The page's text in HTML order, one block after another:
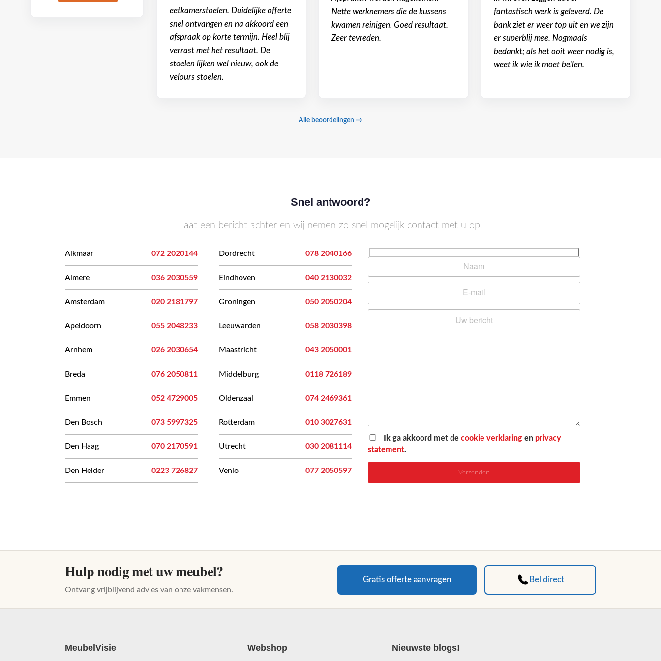
eetkamerstoelen. Duidelijke offerte
snel ontvangen en na akkoord een
afspraak op korte termijn. Heel blij
verrast met het resultaat. De
stoelen lijken wel nieuw, ook de
velours stoelen.
Nette werknemers die de kussens
kwamen reinigen. Goed resultaat.
Zeer tevreden.
fantastisch werk is geleverd. De
bank ziet er weer top uit en we zijn
er superblij mee. Nogmaals
bedankt; als het ooit weer nodig is,
weet ik wie ik moet bellen.
Alle beoordelingen →
Snel antwoord?
Laat een bericht achter en wij nemen zo snel mogelijk contact met u op!
Ik ga akkoord met de cookie verklaringen privacy
statement.
Alkmaar 072 2020144
Almere 036 2030559
Amsterdam 020 2181797
Apeldoorn 055 2048233
Arnhem 026 2030654
Breda 076 2050811
Emmen 052 4729005
Den Bosch 073 5997325
Den Haag 070 2170591
Den Helder 0223 726827
Dordrecht 078 2040166
Eindhoven 040 2130032
Groningen 050 2050204
Leeuwarden 058 2030398
Maastricht 043 2050001
Middelburg 0118 726189
Oldenzaal 074 2469361
Rotterdam 010 3027631
Utrecht 030 2081114
Venlo 077 2050597
Hulp nodig met uw meubel?
Ontvang vrijblijvend advies van onze vakmensen.
Gratis offerte aanvragen Bel direct
MeubelVisie Webshop Nieuwste blogs!